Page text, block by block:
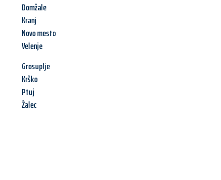
Domžale
Kranj
Novo mesto
Velenje
Grosuplje
Krško
Ptuj
Žalec